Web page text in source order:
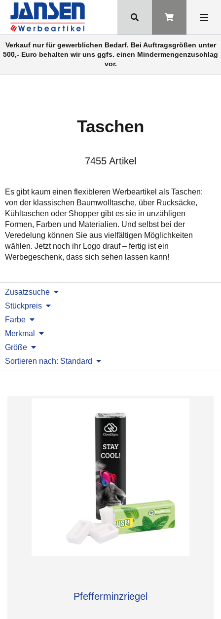
Verkauf nur für gewerblichen Bedarf. Bei Auftragsgrößen unter
500,- Euro behalten wir uns ggfs. einen Mindermengenzuschlag
vor.
Taschen
7455 Artikel
Es gibt kaum einen flexibleren Werbeartikel als Taschen:
von der klassischen Baumwolltasche, über Rucksäcke,
Kühltaschen oder Shopper gibt es sie in unzähligen
Formen, Farben und Materialien. Und selbst bei der
Veredelung können Sie aus vielfältigen Möglichkeiten
wählen. Jetzt noch ihr Logo drauf – fertig ist ein
Werbegeschenk, dass sich sehen lassen kann!
Zusatzsuche
Stückpreis
Farbe
Merkmal
Größe
Sortieren nach: Standard
Pfefferminzriegel